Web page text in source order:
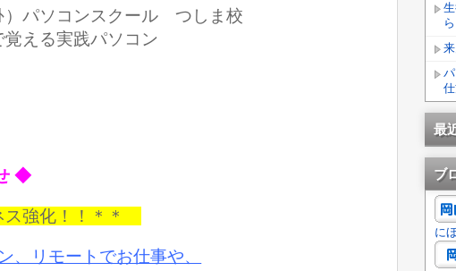
）パソコンスクール つしま校
える実践パソコン
◆
ス強化！！＊＊
、リモートでお仕事や、
最
ブ
に